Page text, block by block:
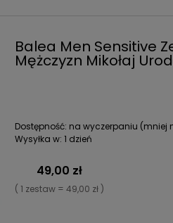
Balea Men Sensitive
Mężczyzn Mikołaj
Dostępność: na wyczerpaniu (mniej
Wysyłka w: 1 dzień
49,00 zł
( 1 zestaw = 49,00 zł )